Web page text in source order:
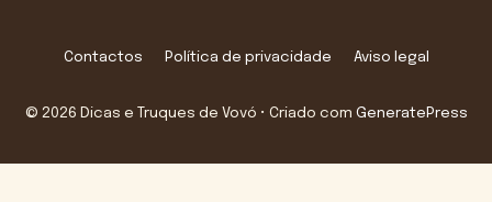
Contactos Política de privacidade Aviso legal
© 2026 Dicas e Truques de Vovó • Criado com GeneratePress